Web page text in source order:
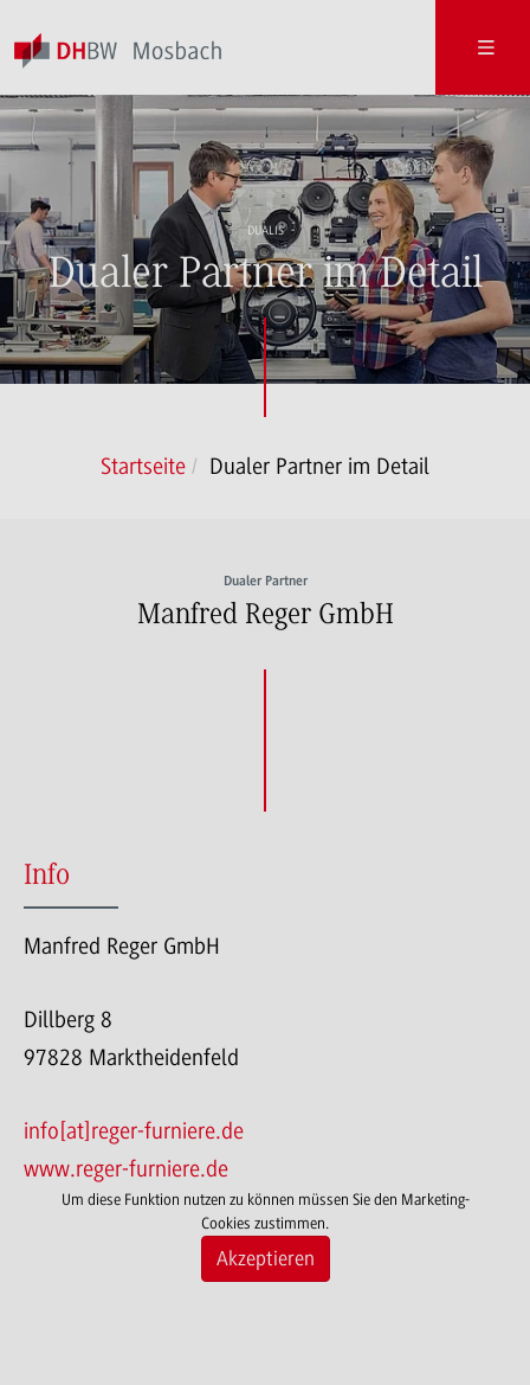
DUALIS
Dualer Partner im Detail
Startseite Dualer Partner im Detail
Dualer Partner
Manfred Reger GmbH
Info
Manfred Reger GmbH
Dillberg 8
97828 Marktheidenfeld
info[at]reger-furniere.de
www.reger-furniere.de
Um diese Funktion nutzen zu können müssen Sie den Marketing-
Cookies zustimmen.
Akzeptieren